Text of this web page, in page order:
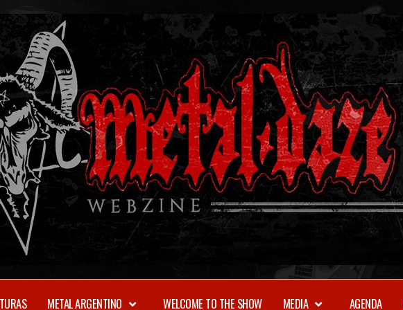
METAL ARGENTINO WELCOME TO THE SHOW MEDIA AGENDA